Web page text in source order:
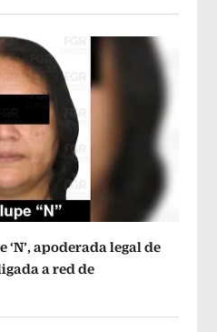
apoderada legal de
a red de